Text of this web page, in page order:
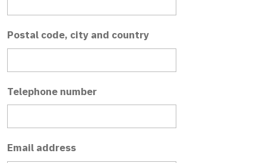
Postal code, city and country
Telephone number
Email address